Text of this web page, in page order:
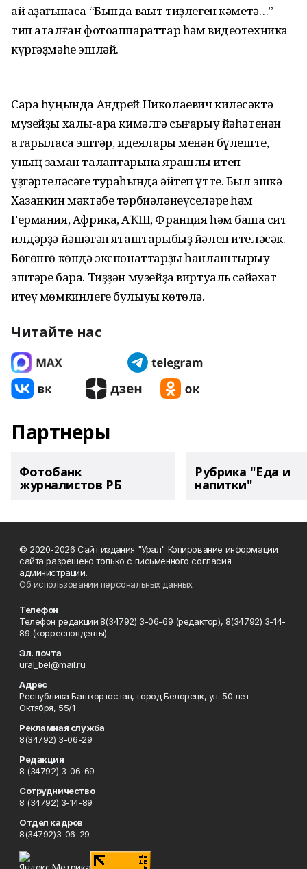
ай аҙағынаса “Бында ваҡыт тиҙлеген кәметә…”
тип аталған фотоаппараттар һәм видеотехника
күргәҙмәһе эшләй.
Сара һуңында Андрей Николаевич киләсәктә
музейҙы халыҡ-ара кимәлгә сығарыу йәһәтенән
атҡарыласаҡ эштәр, идеялары менән бүлеште,
уның заман талаптарына ярашлы итеп
үҙгәртеләсәге тураһында әйтеп үтте. Был эшкә
Хазанкин мәктәбе тәрбиәләнеүселәре һәм
Германия, Африка, АҠШ, Франция һәм башҡа сит
илдәрҙә йәшәгән яҡташтарыбыҙ йәлеп ителәсәк.
Бөгөнгө көндә экспонаттарҙы һанлаштырыу
эштәре бара. Тиҙҙән музейҙа виртуаль сәйәхәт
итеү мөмкинлеге булыуы көтөлә.
Читайте нас
Партнеры
Фотобанк
журналистов РБ
Рубрика "Еда и
напитки"
© 2020-2026 Сайт издания "Урал" Копирование информации
сайта разрешено только с письменного согласия
администрации.
Об использовании персональных данных
Телефон
Телефон редакции:8(34792) 3-06-69 (редактор), 8(34792) 3-14-
89 (корреспонденты)
Эл. почта
ural_bel@mail.ru
Адрес
Республика Башкортостан, город Белорецк, ул. 50 лет
Октября, 55/1
Рекламная служба
8(34792) 3-06-29
Редакция
8 (34792) 3-06-69
Сотрудничество
8 (34792) 3-14-89
Отдел кадров
8(34792)3-06-29